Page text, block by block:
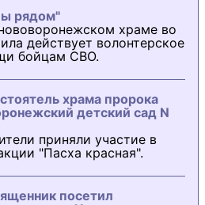
рядом"
храме во
действует волонтерское
бойцам СВО.
храма пророка
детский сад N
приняли участие в
"Пасха красная".
посетил